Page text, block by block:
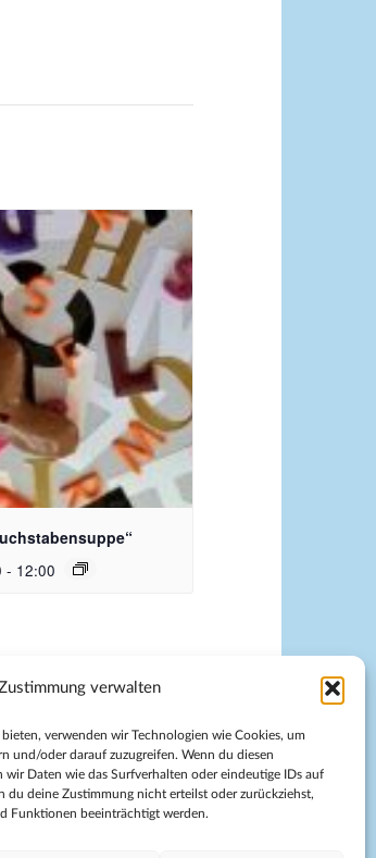
verwalten
verwenden wir Technologien wie Cookies, um
und/oder darauf zuzugreifen. Wenn du diesen
wir Daten wie das Surfverhalten oder eindeutige IDs auf
du deine Zustimmung nicht erteilst oder zurückziehst,
Funktionen beeinträchtigt werden.
Free_Christoph
- 12:00
in Bonn